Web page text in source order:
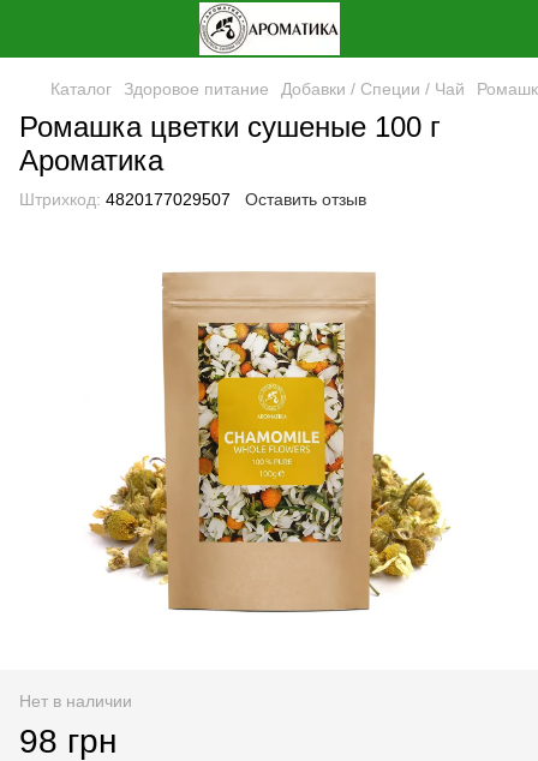
Каталог Здоровое питание Добавки / Специи / Чай
Ромашка цветки сушеные 100 г
Ароматика
Штрихкод: 4820177029507 Оставить отзыв
Нет в наличии
98 грн